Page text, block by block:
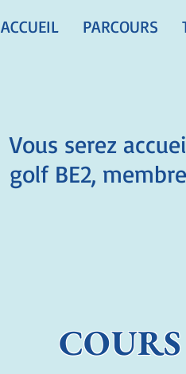
ACCUEIL PARCOURS
Vous serez
golf BE2,